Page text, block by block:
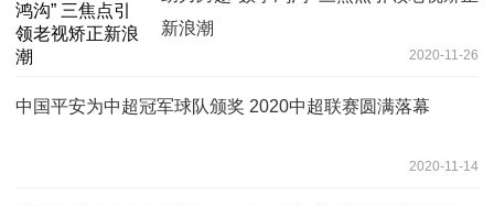
新浪潮
2020-11-26
中国平安为中超冠军球队颁奖 2020中超联赛圆满落幕
2020-11-14